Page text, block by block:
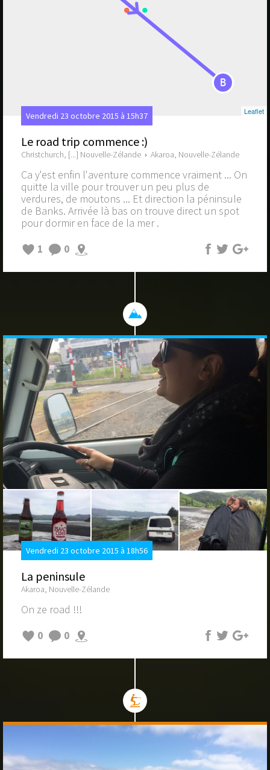
B
Leaflet
Vendredi 23 octobre 2015 à 15h37
Le road trip commence :)
Christchurch, [...] Nouvelle-Zélande › Akaroa, Nouvelle-Zélande
Ca y'est enfin l'aventure commence vraiment ... On
quitte la ville pour trouver un peu plus de
verdures, de moutons ... Et direction la péninsule
de Banks. Arrivée là bas on trouve direct un spot
pour dormir en face de la mer .
1
0
Vendredi 23 octobre 2015 à 18h56
La peninsule
Akaroa, Nouvelle-Zélande
On ze road !!!
0
0